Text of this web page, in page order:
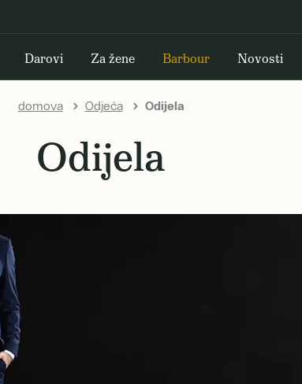
Darovi Za žene Barbour Novosti
domova Odjeća Odijela
Odijela